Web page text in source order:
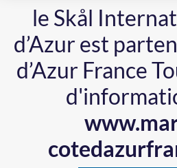
le Skål
d’Azur est
d’Azur France